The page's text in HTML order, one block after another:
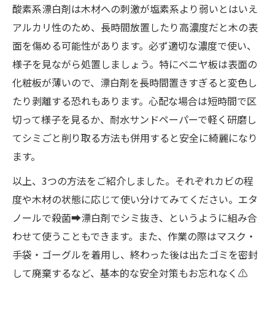
酸素系漂白剤は木材への刺激が塩素系より弱いとはいえ
アルカリ性のため、長時間放置したり高濃度だと木の表
面を傷める可能性があります。必ず適切な濃度で使い、
様子を見ながら処置しましょう。特にベニヤ板は表面の
化粧板が薄いので、漂白剤を長時間置きすぎると変色し
たり剥離する恐れもあります。心配な場合は短時間で区
切って様子を見るか、耐水サンドペーパーで軽く研磨し
てシミごと削り取る方法も併用すると安全に綺麗になり
ます。
以上、3つの方法をご紹介しました。それぞれカビの程
度や木材の状態に応じて使い分けてみてください。エタ
ノールで殺菌➡漂白剤でシミ抜き、というように組み合
わせて使うこともできます。また、作業の際はマスク・
手袋・ゴーグルを着用し、終わった後は出たゴミを密封
して廃棄するなど、基本的な安全対策もお忘れなく⚠️